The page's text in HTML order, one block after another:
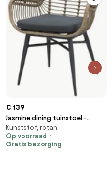
€ 139
Jasmine dining tuinstoel -
Natural
Kunststof, rotan
Op voorraad
Gratis bezorging